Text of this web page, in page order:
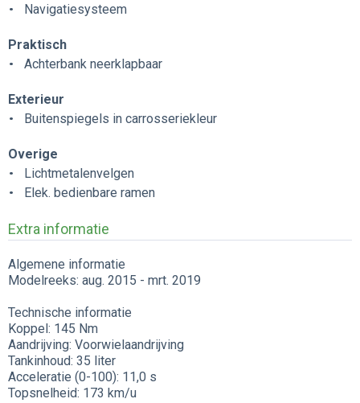
Navigatiesysteem
Praktisch
Achterbank neerklapbaar
Exterieur
Buitenspiegels in carrosseriekleur
Overige
Lichtmetalenvelgen
Elek. bedienbare ramen
Extra informatie
Algemene informatie
Modelreeks: aug. 2015 - mrt. 2019
Technische informatie
Koppel: 145 Nm
Aandrijving: Voorwielaandrijving
Tankinhoud: 35 liter
Acceleratie (0-100): 11,0 s
Topsnelheid: 173 km/u